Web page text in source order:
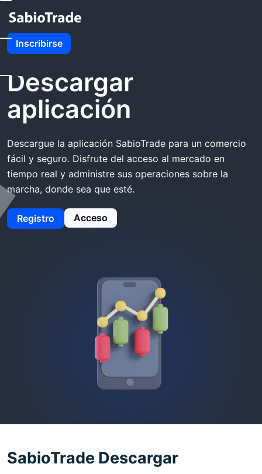
Inscribirse
Inicio SabioTrade Descargar Aplicación
SabioTrade
Descargar
aplicación
Descargue la aplicación SabioTrade para un comercio
fácil y seguro. Disfrute del acceso al mercado en
tiempo real y administre sus operaciones sobre la
marcha, donde sea que esté.
Registro Acceso
SabioTrade Descargar